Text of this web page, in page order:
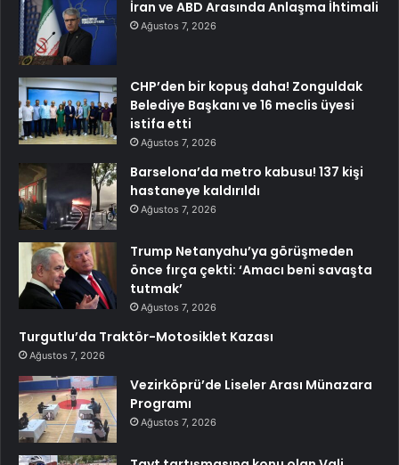
İran ve ABD Arasında Anlaşma İhtimali
Ağustos 7, 2026
CHP’den bir kopuş daha! Zonguldak
Belediye Başkanı ve 16 meclis üyesi
istifa etti
Ağustos 7, 2026
Barselona’da metro kabusu! 137 kişi
hastaneye kaldırıldı
Ağustos 7, 2026
Trump Netanyahu’ya görüşmeden
önce fırça çekti: ‘Amacı beni savaşta
tutmak’
Ağustos 7, 2026
Turgutlu’da Traktör-Motosiklet Kazası
Ağustos 7, 2026
Vezirköprü’de Liseler Arası Münazara
Programı
Ağustos 7, 2026